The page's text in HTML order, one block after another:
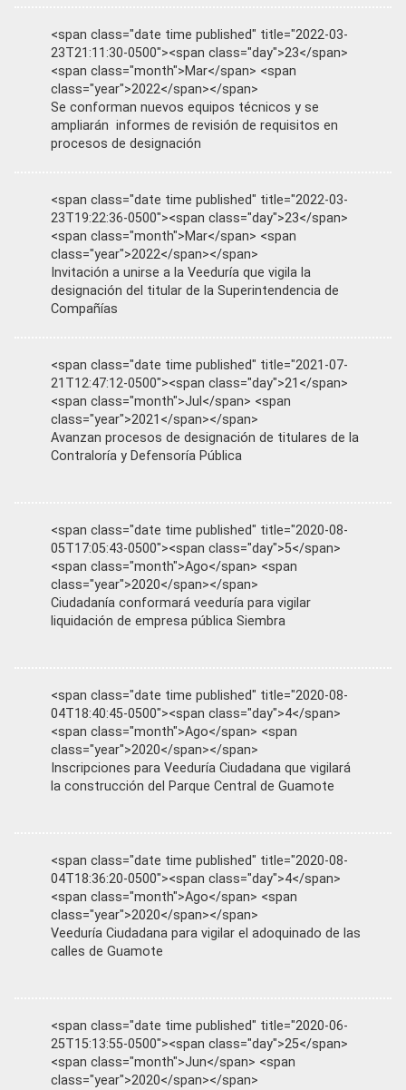
<span class="date time published" title="2022-03-
23T21:11:30-0500"><span class="day">23</span>
<span class="month">Mar</span> <span
class="year">2022</span></span>
Se conforman nuevos equipos técnicos y se
ampliarán informes de revisión de requisitos en
procesos de designación
<span class="date time published" title="2022-03-
23T19:22:36-0500"><span class="day">23</span>
<span class="month">Mar</span> <span
class="year">2022</span></span>
Invitación a unirse a la Veeduría que vigila la
designación del titular de la Superintendencia de
Compañías
<span class="date time published" title="2021-07-
21T12:47:12-0500"><span class="day">21</span>
<span class="month">Jul</span> <span
class="year">2021</span></span>
Avanzan procesos de designación de titulares de la
Contraloría y Defensoría Pública
<span class="date time published" title="2020-08-
05T17:05:43-0500"><span class="day">5</span>
<span class="month">Ago</span> <span
class="year">2020</span></span>
Ciudadanía conformará veeduría para vigilar
liquidación de empresa pública Siembra
<span class="date time published" title="2020-08-
04T18:40:45-0500"><span class="day">4</span>
<span class="month">Ago</span> <span
class="year">2020</span></span>
Inscripciones para Veeduría Ciudadana que vigilará
la construcción del Parque Central de Guamote
<span class="date time published" title="2020-08-
04T18:36:20-0500"><span class="day">4</span>
<span class="month">Ago</span> <span
class="year">2020</span></span>
Veeduría Ciudadana para vigilar el adoquinado de las
calles de Guamote
<span class="date time published" title="2020-06-
25T15:13:55-0500"><span class="day">25</span>
<span class="month">Jun</span> <span
class="year">2020</span></span>